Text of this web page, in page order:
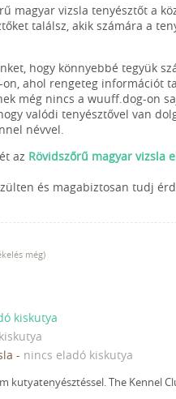
magyar vizsla tenyésztőt a
találsz, akik számára a
hogy könnyebbé tegyük
ahol rengeteg információt
még nincs a wuuff.dog-on
valódi tenyésztővel van
névvel.
az Rövidszőrű magyar vizsla
és magabiztosan tudj
még)
kiskutya
- nincs eladó kiskutya
kutyatenyésztéssel.The Kennel